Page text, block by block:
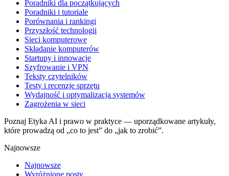
Poradniki dla początkujących
Poradniki i tutoriale
Porównania i rankingi
Przyszłość technologii
Sieci komputerowe
Składanie komputerów
Startupy i innowacje
Szyfrowanie i VPN
Teksty czytelników
Testy i recenzje sprzętu
Wydajność i optymalizacja systemów
Zagrożenia w sieci
Poznaj Etyka AI i prawo w praktyce — uporządkowane artykuły,
które prowadzą od „co to jest” do „jak to zrobić”.
Najnowsze
Najnowsze
Wyróżnione posty